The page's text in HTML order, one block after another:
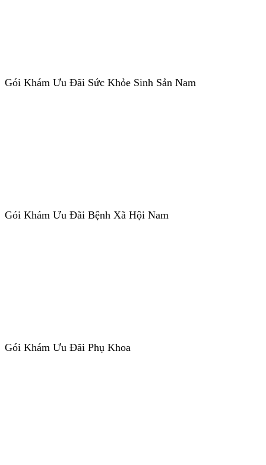
Gói Khám Ưu Đãi Sức Khỏe Sinh Sản Nam
Gói Khám Ưu Đãi Bệnh Xã Hội Nam
Gói Khám Ưu Đãi Phụ Khoa